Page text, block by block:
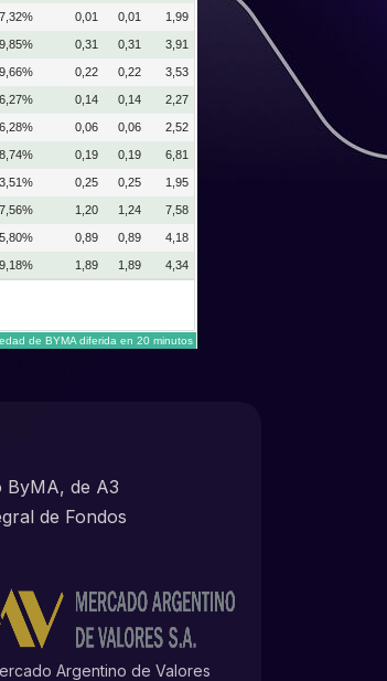
0,01 0,01 1,99
0,31 0,31 3,91
0,22 0,22 3,53
0,14 0,14 2,27
0,06 0,06 2,52
0,19 0,19 6,81
3,51% 0,25 0,25 1,95
7,56% 1,20 1,24 7,58
5,80% 0,89 0,89 4,18
9,18% 1,89 1,89 4,34
de BYMA diferida en 20 minutos
ByMA, de A3
de Fondos
Argentino de Valores